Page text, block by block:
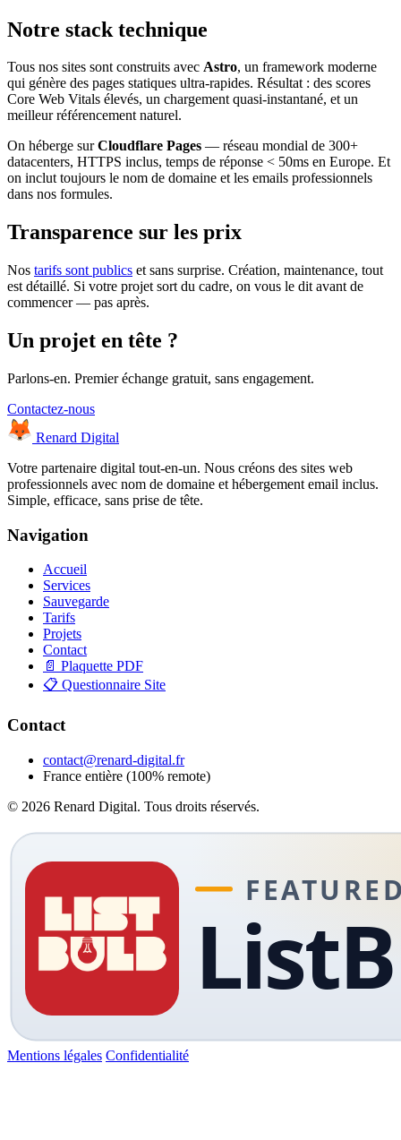
Notre stack technique
Tous nos sites sont construits avec Astro, un framework moderne
qui génère des pages statiques ultra-rapides. Résultat : des scores
Core Web Vitals élevés, un chargement quasi-instantané, et un
meilleur référencement naturel.
On héberge surCloudflare Pages — réseau mondial de 300+
datacenters, HTTPS inclus, temps de réponse < 50ms en Europe. Et
on inclut toujours le nom de domaine et les emails professionnels
dans nos formules.
Transparence sur les prix
Nos tarifs sont publics et sans surprise. Création, maintenance, tout
est détaillé. Si votre projet sort du cadre, on vous le dit avant de
commencer — pas après.
Un projet en tête ?
Parlons-en. Premier échange gratuit, sans engagement.
Contactez-nous
Renard Digital
Votre partenaire digital tout-en-un. Nous créons des sites web
professionnels avec nom de domaine et hébergement email inclus.
Simple, efficace, sans prise de tête.
Navigation
Accueil
Services
Sauvegarde
Tarifs
Projets
Contact
📄 Plaquette PDF
📋 Questionnaire Site
Contact
contact@renard-digital.fr
France entière (100% remote)
© 2026 Renard Digital. Tous droits réservés.
Mentions légales Confidentialité